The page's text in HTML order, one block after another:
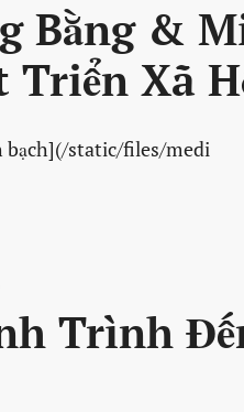
Bằng &
Triển Xã
bạch](/static/files/medi
Trình